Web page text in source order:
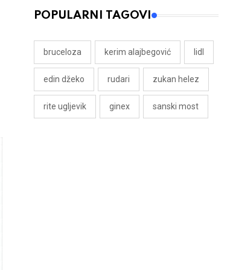
POPULARNI TAGOVI
bruceloza kerim alajbegović lidl
edin džeko rudari zukan helez
rite ugljevik ginex sanski most